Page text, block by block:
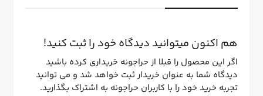
هم اکنون میتوانید دیدگاه خود را ثبت کنید!
اگر این محصول را قبلا از حراجونه خریداری کرده باشید
دیدگاه شما به عنوان خریدار ثبت خواهد شد و می توانید
تجربه خرید خود را با کاربران حراجونه به اشتراک بگذارید.